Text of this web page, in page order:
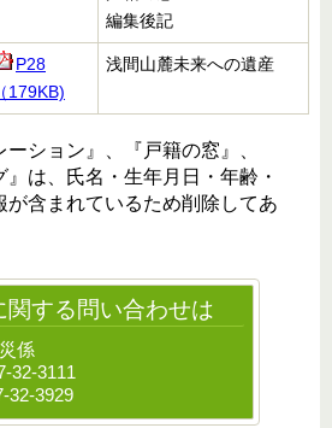
編集後記
P28
（179KB)
浅間山麓未来への遺産
ション』、『戸籍の窓』、
』は、氏名・生年月日・年齢・
が含まれているため削除してあ
関する問い合わせは
係
32-3111
32-3929